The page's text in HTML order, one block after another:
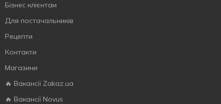
Бізнес клієнтам
Для постачальників
Рецепти
Контакти
Магазини
🔥 Вакансії Zakaz.ua
🔥 Вакансії Novus